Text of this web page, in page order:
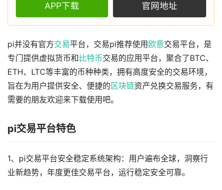
APP下载 官网地址
pi并没有官方交易平台，交易pi推荐使用 欧意交易平台，是
专门提供虚拟货币和 比特币交易的应用平台，聚合了BTC、
ETH、LTC等丰富的币种种类，拥有高度安全的交易环境，
旨在为用户提供安全、便捷的区块链资产兑换交易服务，有
需要的朋友欢迎来下载使用吧。
pi交易平台特色
1、pi交易平台安全稳定系统架构：用户遍布全球，洞察行
业新趋势，年度更佳交易平台，运行稳定安全可靠。